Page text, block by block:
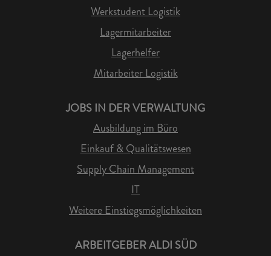
Werkstudent Logistik
Lagermitarbeiter
Lagerhelfer
Mitarbeiter Logistik
JOBS IN DER VERWALTUNG
Ausbildung im Büro
Einkauf & Qualitätswesen
Supply Chain Management
IT
Weitere Einstiegsmöglichkeiten
ARBEITGEBER ALDI SÜD